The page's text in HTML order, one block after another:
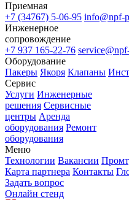
Приемная
+7 (34767) 5-06-95 info@npf-
Инженерное
сопровождение
+7 937 165-22-76
Оборудование
Пакеры Якоря Клапаны
Сервис
Услуги Инженерные
решения Сервисные
центры Аренда
оборудования Ремонт
оборудования
Меню
Технологии Вакансии
Карта партнера Контакты
Задать вопрос
Онлайн стенд